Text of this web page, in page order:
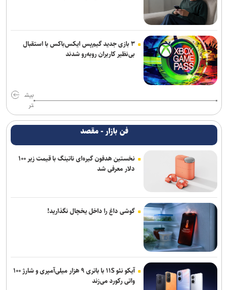
۳ بازی جدید گیم‌پس ایکس‌باکس با استقبال
بی‌نظیر کاربران روبه‌رو شدند
بیش
تر
فن بازار - مقصد
نخستین هدفون گیره‌ای ناتینگ با قیمت زیر ۱۰۰
دلار معرفی شد
گوشی داغ را داخل یخچال نگذارید!
آیکو نئو ۱۱S با باتری ۹ هزار میلی‌آمپری و شارژ ۱۰۰
واتی رکورد می‌زند